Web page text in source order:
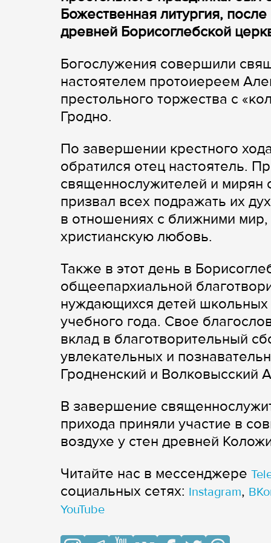
Божественная литургия,
древней Борисоглебской
Богослужения совершили
настоятелем протоиереем
престольного торжества с
Гродно.
По завершении крестного
обратился отец настоятель.
священнослужителей и мирян
призвал всех подражать их
в отношениях с ближними
христианскую любовь.
Также в этот день в
общеепархиальной
нуждающихся детей школьных
учебного года. Свое
вклад в благотворительный
увлекательных и
Гродненский и Волковысский
В завершение
прихода приняли участие в
воздухе у стен древней
Читайте нас в мессенджере
cоциальных сетях: Instagram,
YouTube